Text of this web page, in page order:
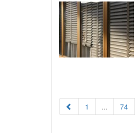
1 ... 74